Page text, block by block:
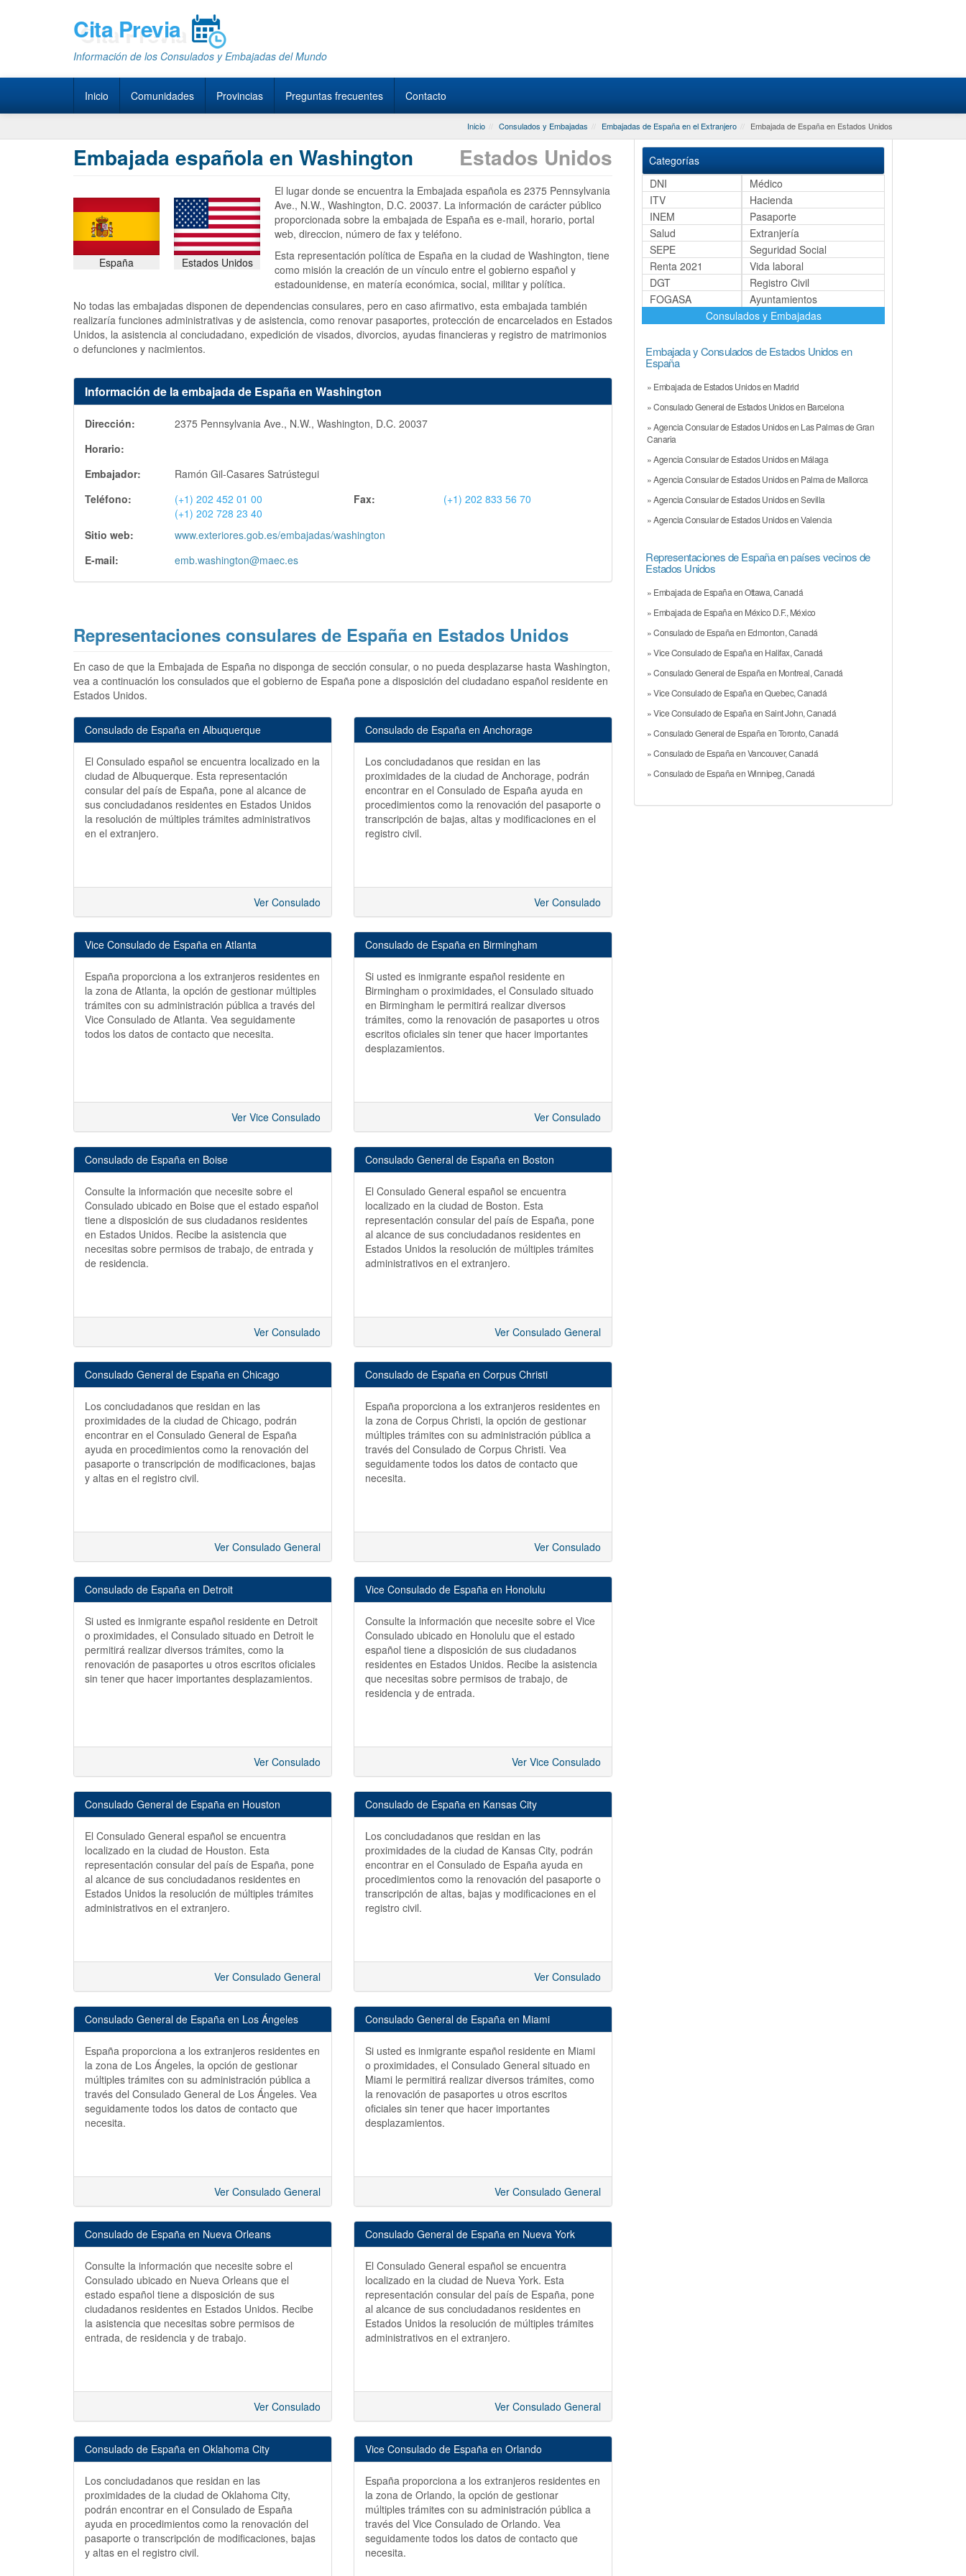
Cita Previa
Información de los Consulados y Embajadas del Mundo
Inicio Comunidades Provincias Preguntas frecuentes Contacto
Inicio Consulados y Embajadas Embajadas de España en el Extranjero Embajada de España en Estados Unidos
Embajada española en Washington Estados Unidos
España Estados Unidos
El lugar donde se encuentra la Embajada española es 2375 Pennsylvania
Ave., N.W., Washington, D.C. 20037. La información de carácter público
proporcionada sobre la embajada de España es e-mail, horario, portal
web, direccion, número de fax y teléfono.
Esta representación política de España en la ciudad de Washington, tiene
como misión la creación de un vínculo entre el gobierno español y
estadounidense, en matería económica, social, militar y política.
No todas las embajadas disponen de dependencias consulares, pero en caso afirmativo, esta embajada también
realizaría funciones administrativas y de asistencia, como renovar pasaportes, protección de encarcelados en Estados
Unidos, la asistencia al conciudadano, expedición de visados, divorcios, ayudas financieras y registro de matrimonios
o defunciones y nacimientos.
Información de la embajada de España en Washington
Dirección:
2375 Pennsylvania Ave., N.W., Washington, D.C. 20037
Horario:
Embajador:
Ramón Gil-Casares Satrústegui
Teléfono:
(+1) 202 452 01 00
(+1) 202 728 23 40
Fax: (+1) 202 833 56 70
Sitio web:
www.exteriores.gob.es/embajadas/washington
E-mail:
emb.washington@maec.es
Representaciones consulares de España en Estados Unidos
En caso de que la Embajada de España no disponga de sección consular, o no pueda desplazarse hasta Washington,
vea a continuación los consulados que el gobierno de España pone a disposición del ciudadano español residente en
Estados Unidos.
Consulado de España en Albuquerque
El Consulado español se encuentra localizado en la
ciudad de Albuquerque. Esta representación
consular del país de España, pone al alcance de
sus conciudadanos residentes en Estados Unidos
la resolución de múltiples trámites administrativos
en el extranjero.
Ver Consulado
Consulado de España en Anchorage
Los conciudadanos que residan en las
proximidades de la ciudad de Anchorage, podrán
encontrar en el Consulado de España ayuda en
procedimientos como la renovación del pasaporte o
transcripción de bajas, altas y modificaciones en el
registro civil.
Ver Consulado
Vice Consulado de España en Atlanta
España proporciona a los extranjeros residentes en
la zona de Atlanta, la opción de gestionar múltiples
trámites con su administración pública a través del
Vice Consulado de Atlanta. Vea seguidamente
todos los datos de contacto que necesita.
Ver Vice Consulado
Consulado de España en Birmingham
Si usted es inmigrante español residente en
Birmingham o proximidades, el Consulado situado
en Birmingham le permitirá realizar diversos
trámites, como la renovación de pasaportes u otros
escritos oficiales sin tener que hacer importantes
desplazamientos.
Ver Consulado
Consulado de España en Boise
Consulte la información que necesite sobre el
Consulado ubicado en Boise que el estado español
tiene a disposición de sus ciudadanos residentes
en Estados Unidos. Recibe la asistencia que
necesitas sobre permisos de trabajo, de entrada y
de residencia.
Ver Consulado
Consulado General de España en Boston
El Consulado General español se encuentra
localizado en la ciudad de Boston. Esta
representación consular del país de España, pone
al alcance de sus conciudadanos residentes en
Estados Unidos la resolución de múltiples trámites
administrativos en el extranjero.
Ver Consulado General
Consulado General de España en Chicago
Los conciudadanos que residan en las
proximidades de la ciudad de Chicago, podrán
encontrar en el Consulado General de España
ayuda en procedimientos como la renovación del
pasaporte o transcripción de modificaciones, bajas
y altas en el registro civil.
Ver Consulado General
Consulado de España en Corpus Christi
España proporciona a los extranjeros residentes en
la zona de Corpus Christi, la opción de gestionar
múltiples trámites con su administración pública a
través del Consulado de Corpus Christi. Vea
seguidamente todos los datos de contacto que
necesita.
Ver Consulado
Consulado de España en Detroit
Si usted es inmigrante español residente en Detroit
o proximidades, el Consulado situado en Detroit le
permitirá realizar diversos trámites, como la
renovación de pasaportes u otros escritos oficiales
sin tener que hacer importantes desplazamientos.
Ver Consulado
Vice Consulado de España en Honolulu
Consulte la información que necesite sobre el Vice
Consulado ubicado en Honolulu que el estado
español tiene a disposición de sus ciudadanos
residentes en Estados Unidos. Recibe la asistencia
que necesitas sobre permisos de trabajo, de
residencia y de entrada.
Ver Vice Consulado
Consulado General de España en Houston
El Consulado General español se encuentra
localizado en la ciudad de Houston. Esta
representación consular del país de España, pone
al alcance de sus conciudadanos residentes en
Estados Unidos la resolución de múltiples trámites
administrativos en el extranjero.
Ver Consulado General
Consulado de España en Kansas City
Los conciudadanos que residan en las
proximidades de la ciudad de Kansas City, podrán
encontrar en el Consulado de España ayuda en
procedimientos como la renovación del pasaporte o
transcripción de altas, bajas y modificaciones en el
registro civil.
Ver Consulado
Consulado General de España en Los Ángeles
España proporciona a los extranjeros residentes en
la zona de Los Ángeles, la opción de gestionar
múltiples trámites con su administración pública a
través del Consulado General de Los Ángeles. Vea
seguidamente todos los datos de contacto que
necesita.
Ver Consulado General
Consulado General de España en Miami
Si usted es inmigrante español residente en Miami
o proximidades, el Consulado General situado en
Miami le permitirá realizar diversos trámites, como
la renovación de pasaportes u otros escritos
oficiales sin tener que hacer importantes
desplazamientos.
Ver Consulado General
Consulado de España en Nueva Orleans
Consulte la información que necesite sobre el
Consulado ubicado en Nueva Orleans que el
estado español tiene a disposición de sus
ciudadanos residentes en Estados Unidos. Recibe
la asistencia que necesitas sobre permisos de
entrada, de residencia y de trabajo.
Ver Consulado
Consulado General de España en Nueva York
El Consulado General español se encuentra
localizado en la ciudad de Nueva York. Esta
representación consular del país de España, pone
al alcance de sus conciudadanos residentes en
Estados Unidos la resolución de múltiples trámites
administrativos en el extranjero.
Ver Consulado General
Consulado de España en Oklahoma City
Los conciudadanos que residan en las
proximidades de la ciudad de Oklahoma City,
podrán encontrar en el Consulado de España
ayuda en procedimientos como la renovación del
pasaporte o transcripción de modificaciones, bajas
y altas en el registro civil.
Vice Consulado de España en Orlando
España proporciona a los extranjeros residentes en
la zona de Orlando, la opción de gestionar
múltiples trámites con su administración pública a
través del Vice Consulado de Orlando. Vea
seguidamente todos los datos de contacto que
necesita.
Categorías
DNI
Médico
ITV
Hacienda
INEM
Pasaporte
Salud
Extranjería
SEPE
Seguridad Social
Renta 2021
Vida laboral
DGT
Registro Civil
FOGASA
Ayuntamientos
Consulados y Embajadas
Embajada y Consulados de Estados Unidos en
España
» Embajada de Estados Unidos en Madrid
» Consulado General de Estados Unidos en Barcelona
» Agencia Consular de Estados Unidos en Las Palmas de Gran
Canaria
» Agencia Consular de Estados Unidos en Málaga
» Agencia Consular de Estados Unidos en Palma de Mallorca
» Agencia Consular de Estados Unidos en Sevilla
» Agencia Consular de Estados Unidos en Valencia
Representaciones de España en países vecinos de
Estados Unidos
» Embajada de España en Ottawa, Canadá
» Embajada de España en México D.F., México
» Consulado de España en Edmonton, Canadá
» Vice Consulado de España en Halifax, Canadá
» Consulado General de España en Montreal, Canadá
» Vice Consulado de España en Quebec, Canadá
» Vice Consulado de España en Saint John, Canadá
» Consulado General de España en Toronto, Canadá
» Consulado de España en Vancouver, Canadá
» Consulado de España en Winnipeg, Canadá